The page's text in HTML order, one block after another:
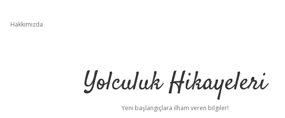
Hakkımızda
Yolculuk Hikayeleri
Yeni başlangıçlara ilham veren bilgiler!